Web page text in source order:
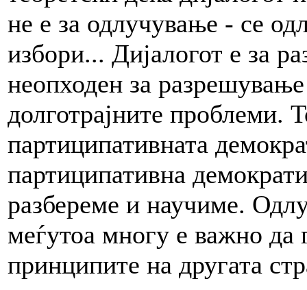
не е за одлучување - се
избори... Дијалогот е за
неопходен за
долготрајните проблеми.
партиципативната
партиципативна
разбереме и научиме.
меѓутоа многу е важно да
принципите на другата